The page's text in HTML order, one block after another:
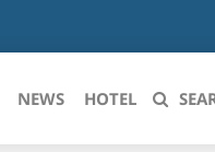
NEWS HOTEL